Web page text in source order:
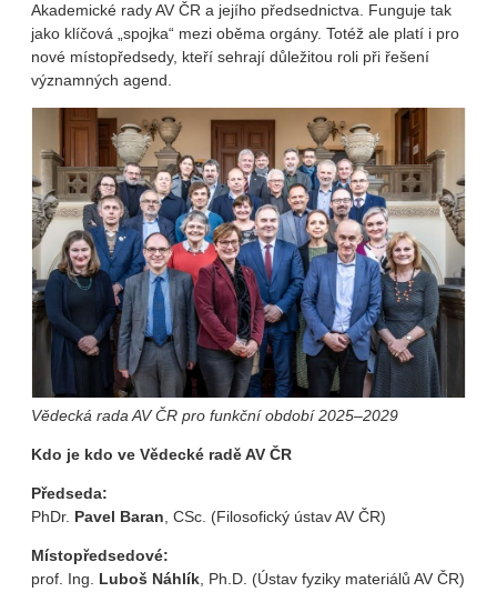
Akademické rady AV ČR a jejího předsednictva. Funguje tak
jako klíčová „spojka“ mezi oběma orgány. Totéž ale platí i pro
nové místopředsedy, kteří sehrají důležitou roli při řešení
významných agend.
Vědecká rada AV ČR pro funkční období 2025–2029
Kdo je kdo ve Vědecké radě AV ČR
Předseda:
PhDr. Pavel Baran , CSc. (Filosofický ústav AV ČR)
Místopředsedové:
prof. Ing. Luboš Náhlík , Ph.D. (Ústav fyziky materiálů AV ČR)